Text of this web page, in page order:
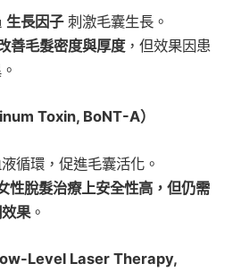
生長因子刺激毛囊生長。
善毛髮密度與厚度，但效果因患
Toxin, BoNT-A）
液循環，促進毛囊活化。
性脫髮治療上安全性高，但仍需
果。
Level Laser Therapy,